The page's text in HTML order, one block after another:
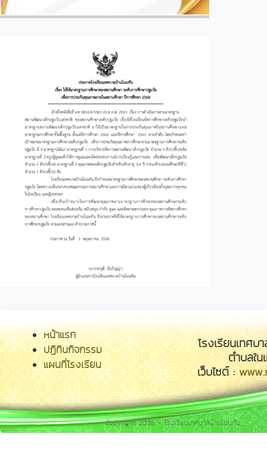
Copyright 2026 - โรงเรียนเทศบาลบ้านโนนทัน
หน้าแรก
ปฏิทินกิจกรรม
แผนที่โรงเรียน
โรงเรียนเทศ
ตำบลใ
เว็บไซต์ :